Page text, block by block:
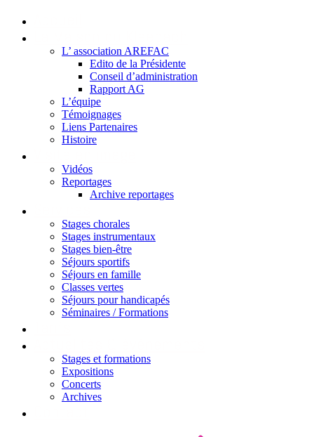
L’ association AREFAC
Edito de la Présidente
Conseil d’administration
Rapport AG
L’équipe
Témoignages
Liens Partenaires
Histoire
Vidéos
Reportages
Archive reportages
Stages chorales
Stages instrumentaux
Stages bien-être
Séjours sportifs
Séjours en famille
Classes vertes
Séjours pour handicapés
Séminaires / Formations
Stages et formations
Expositions
Concerts
Archives